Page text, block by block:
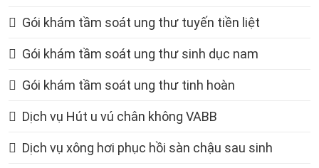
Gói khám tầm soát ung thư tuyến tiền liệt
Gói khám tầm soát ung thư sinh dục nam
Gói khám tầm soát ung thư tinh hoàn
Dịch vụ Hút u vú chân không VABB
Dịch vụ xông hơi phục hồi sàn chậu sau sinh